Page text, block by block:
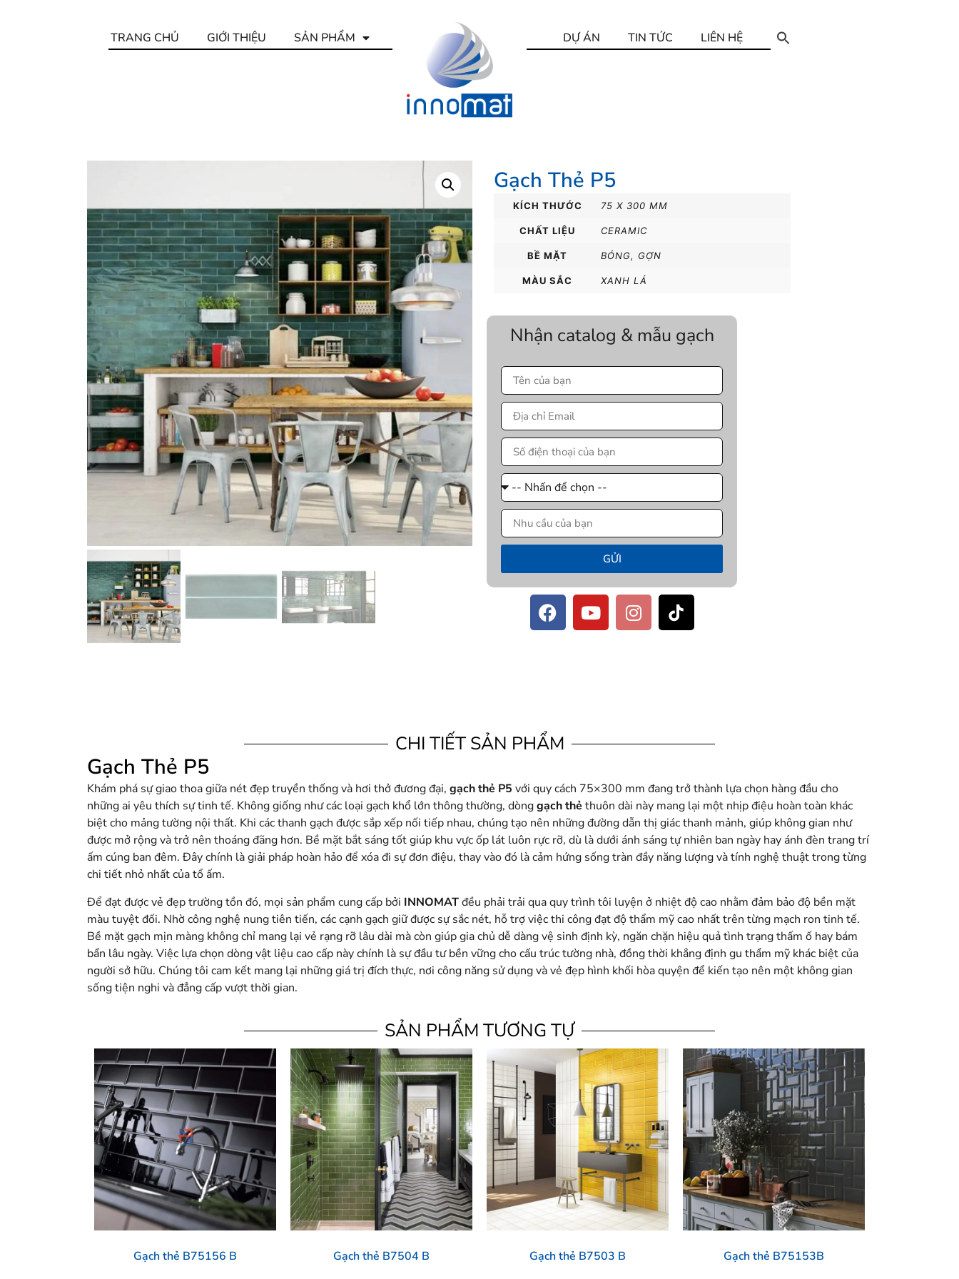
TRANG CHỦ GIỚI THIỆU SẢN PHẨM DỰ ÁN TIN TỨC LIÊN HỆ
Gạch Thẻ P5
KÍCH THƯỚC 75 X 300 MM
CHẤT LIỆU CERAMIC
BỀ MẶT BÓNG, GỢN
MÀU SẮC XANH LÁ
Nhận catalog & mẫu gạch
GỬI
CHI TIẾT SẢN PHẨM
Gạch Thẻ P5
Khám phá sự giao thoa giữa nét đẹp truyền thống và hơi thở đương đại, gạch thẻ P5 với quy cách 75×300 mm đang trở thành lựa chọn hàng đầu cho
những ai yêu thích sự tinh tế. Không giống như các loại gạch khổ lớn thông thường, dònggạch thẻ thuôn dài này mang lại một nhịp điệu hoàn toàn khác
biệt cho mảng tường nội thất. Khi các thanh gạch được sắp xếp nối tiếp nhau, chúng tạo nên những đường dẫn thị giác thanh mảnh, giúp không gian như
được mở rộng và trở nên thoáng đãng hơn. Bề mặt bắt sáng tốt giúp khu vực ốp lát luôn rực rỡ, dù là dưới ánh sáng tự nhiên ban ngày hay ánh đèn trang trí
ấm cúng ban đêm. Đây chính là giải pháp hoàn hảo để xóa đi sự đơn điệu, thay vào đó là cảm hứng sống tràn đầy năng lượng và tính nghệ thuật trong từng
chi tiết nhỏ nhất của tổ ấm.
Để đạt được vẻ đẹp trường tồn đó, mọi sản phẩm cung cấp bởi INNOMATđều phải trải qua quy trình tôi luyện ở nhiệt độ cao nhằm đảm bảo độ bền mặt
màu tuyệt đối. Nhờ công nghệ nung tiên tiến, các cạnh gạch giữ được sự sắc nét, hỗ trợ việc thi công đạt độ thẩm mỹ cao nhất trên từng mạch ron tinh tế.
Bề mặt gạch mịn màng không chỉ mang lại vẻ rạng rỡ lâu dài mà còn giúp gia chủ dễ dàng vệ sinh định kỳ, ngăn chặn hiệu quả tình trạng thấm ố hay bám
bẩn lâu ngày. Việc lựa chọn dòng vật liệu cao cấp này chính là sự đầu tư bền vững cho cấu trúc tường nhà, đồng thời khẳng định gu thẩm mỹ khác biệt của
người sở hữu. Chúng tôi cam kết mang lại những giá trị đích thực, nơi công năng sử dụng và vẻ đẹp hình khối hòa quyện để kiến tạo nên một không gian
sống tiện nghi và đẳng cấp vượt thời gian.
SẢN PHẨM TƯƠNG TỰ
Gạch thẻ B75156 B Gạch thẻ B7504 B Gạch thẻ B7503 B Gạch thẻ B75153B